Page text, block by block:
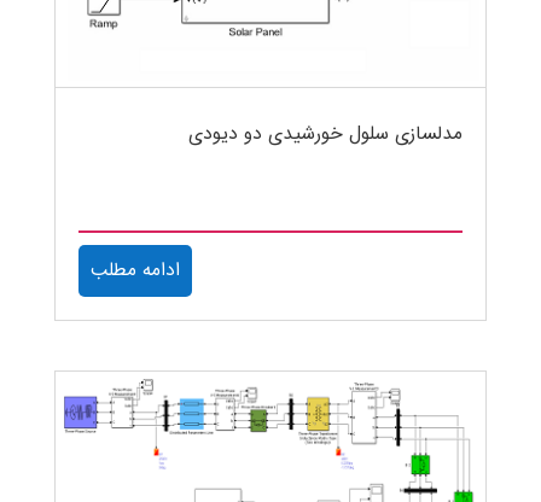
مدلسازی سلول خورشیدی دو دیودی
ادامه مطلب